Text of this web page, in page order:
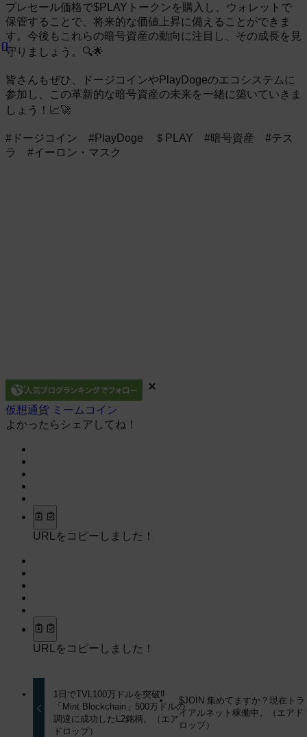
プレセール価格で$PLAYトークンを購入し、ウォレットで
保管することで、将来的な価値上昇に備えることができま
す。今後もこれらの暗号資産の動向に注目し、その成長を見
守りましょう。🔍🌟
皆さんもぜひ、ドージコインやPlayDogeのエコシステムに
参加し、この革新的な暗号資産の未来を一緒に築いていきま
しょう！📈🚀
#ドージコイン #PlayDoge ＄PLAY #暗号資産 #テス
ラ #イーロン・マスク
仮想通貨 ミームコイン
よかったらシェアしてね！
URLをコピーしました！
URLをコピーしました！
1日でTVL100万ドルを突破‼
「Mint Blockchain」500万ドルの
調達に成功したL2銘柄。（エア
ドロップ）
$JOIN 集めてますか？現在トラ
イアルネット稼働中。（エアド
ロップ）